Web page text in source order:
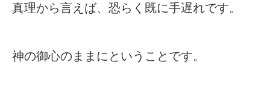
真理から言えば、恐らく既に手遅れです。
神の御心のままにということです。